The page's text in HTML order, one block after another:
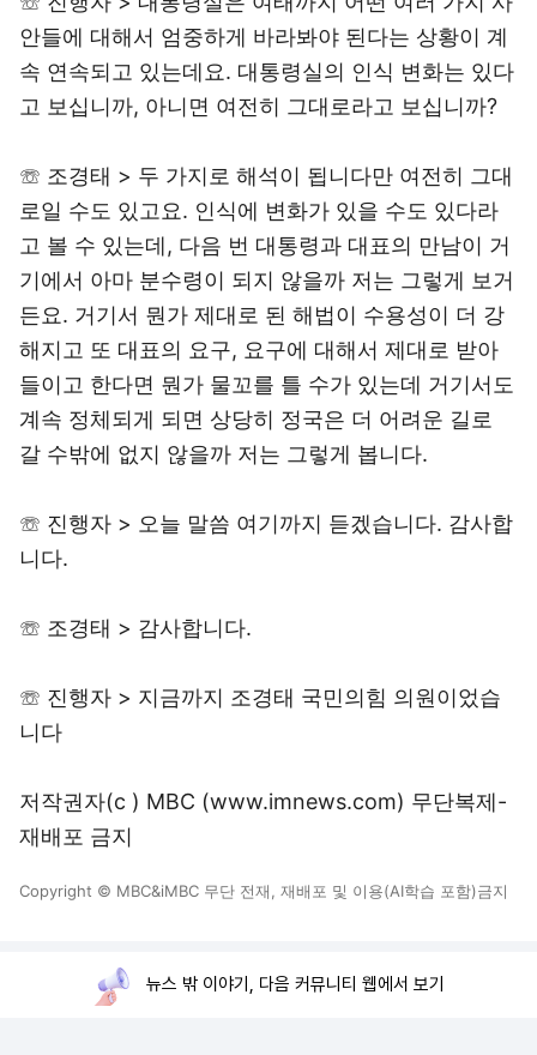
안들에 대해서 엄중하게 바라봐야 된다는 상황이 계
속 연속되고 있는데요. 대통령실의 인식 변화는 있다
고 보십니까, 아니면 여전히 그대로라고 보십니까?
☏ 조경태 > 두 가지로 해석이 됩니다만 여전히 그대
로일 수도 있고요. 인식에 변화가 있을 수도 있다라
고 볼 수 있는데, 다음 번 대통령과 대표의 만남이 거
기에서 아마 분수령이 되지 않을까 저는 그렇게 보거
든요. 거기서 뭔가 제대로 된 해법이 수용성이 더 강
해지고 또 대표의 요구, 요구에 대해서 제대로 받아
들이고 한다면 뭔가 물꼬를 틀 수가 있는데 거기서도
계속 정체되게 되면 상당히 정국은 더 어려운 길로
갈 수밖에 없지 않을까 저는 그렇게 봅니다.
☏ 진행자 > 오늘 말씀 여기까지 듣겠습니다. 감사합
니다.
☏ 조경태 > 감사합니다.
☏ 진행자 > 지금까지 조경태 국민의힘 의원이었습
니다
저작권자(c ) MBC (www.imnews.com) 무단복제-
재배포 금지
Copyright © MBC&iMBC 무단 전재, 재배포 및 이용(AI학습 포함)금지
뉴스 밖 이야기, 다음 커뮤니티 웹에서 보기